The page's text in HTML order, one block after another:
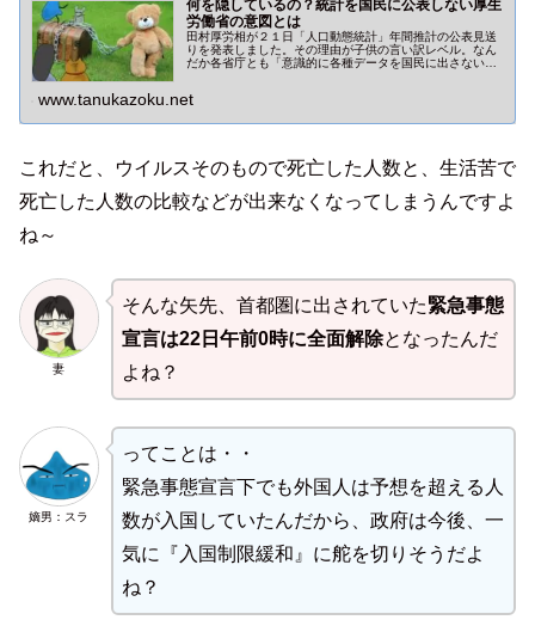
何を隠しているの？統計を国民に公表しない厚生
労働省の意図とは
田村厚労相が２１日「人口動態統計」年間推計の公表見送
りを発表しました。その理由が子供の言い訳レベル。なん
だか各省庁とも「意識的に各種データを国民に出さないよ
www.tanukazoku.net
これだと、ウイルスそのもので死亡した人数と、生活苦で
死亡した人数の比較などが出来なくなってしまうんですよ
ね～
妻
そんな矢先、首都圏に出されていた緊急事態
宣言は22日午前0時に全面解除となったんだ
よね？
嫡男：スラ
ってことは・・
緊急事態宣言下でも外国人は予想を超える人
数が入国していたんだから、政府は今後、一
気に『入国制限緩和』に舵を切りそうだよ
ね？